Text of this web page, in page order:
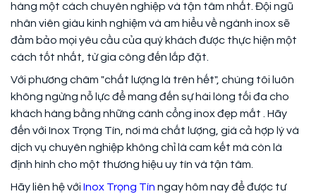
hàng một cách chuyên nghiệp và tận tâm nhất. Đội ngũ
nhân viên giàu kinh nghiệm và am hiểu về ngành inox sẽ
đảm bảo mọi yêu cầu của quý khách được thực hiện một
cách tốt nhất, từ gia công đến lắp đặt.
Với phương châm "chất lượng là trên hết", chúng tôi luôn
không ngừng nỗ lực để mang đến sự hài lòng tối đa cho
khách hàng bằng những cánh cổng inox đẹp mắt . Hãy
đến với Inox Trọng Tín, nơi mà chất lượng, giá cả hợp lý và
dịch vụ chuyên nghiệp không chỉ là cam kết mà còn là
định hình cho một thương hiệu uy tín và tận tâm.
Hãy liên hệ với Inox Trọng Tín ngay hôm nay để được tư